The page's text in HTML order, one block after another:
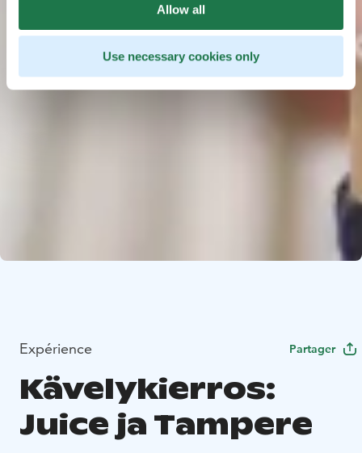
Allow all
Use necessary cookies only
Expérience Partager
Kävelykierros:
Juice ja Tampere